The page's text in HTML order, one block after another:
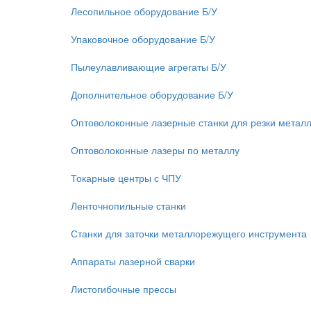
Лесопильное оборудование Б/У
Упаковочное оборудование Б/У
Пылеулавливающие агрегаты Б/У
Дополнительное оборудование Б/У
Оптоволоконные лазерные станки для резки
Оптоволоконные лазеры по металлу
Токарные центры с ЧПУ
Ленточнопильные станки
Станки для заточки металлорежущего инструмента
Аппараты лазерной сварки
Листогибочные прессы